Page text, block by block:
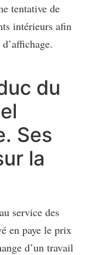
tentative de
intérieurs afin
du
Ses
la
service des
en paye le prix
d’un travail